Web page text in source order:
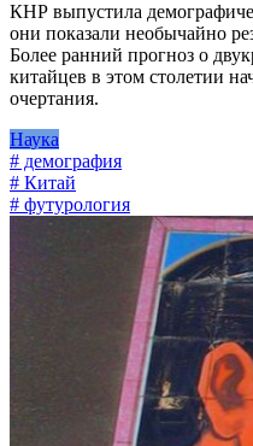
КНР выпустила
они показали необычайно
Более ранний прогноз о
китайцев в этом столетии
очертания.
Наука
# демография
# Китай
# футурология